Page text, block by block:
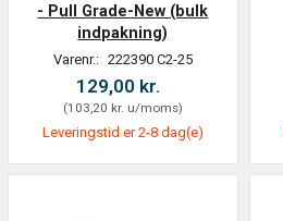
- Pull Grade-New (bulk
indpakning)
Varenr.: 222390 C2-25
129,00 kr.
(103,20 kr. u/moms)
Leveringstid er 2-8 dag(e)